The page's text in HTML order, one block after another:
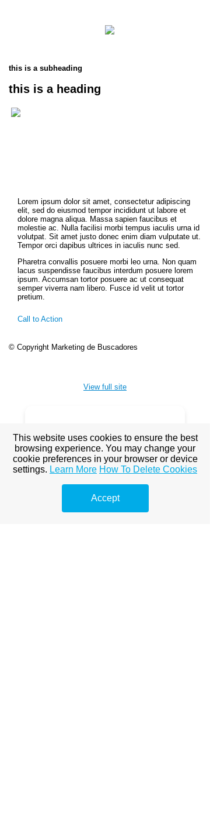
this is a subheading
this is a heading
Lorem ipsum dolor sit amet, consectetur adipiscing
elit, sed do eiusmod tempor incididunt ut labore et
dolore magna aliqua. Massa sapien faucibus et
molestie ac. Nulla facilisi morbi tempus iaculis urna id
volutpat. Sit amet justo donec enim diam vulputate ut.
Tempor orci dapibus ultrices in iaculis nunc sed.
Pharetra convallis posuere morbi leo urna. Non quam
lacus suspendisse faucibus interdum posuere lorem
ipsum. Accumsan tortor posuere ac ut consequat
semper viverra nam libero. Fusce id velit ut tortor
pretium.
Call to Action
© Copyright Marketing de Buscadores
View full site
Premium Link-
Building
Services
Explore premium link-building
options to boost your online
This website uses cookies to ensure the best
browsing experience. You may change your
cookie preferences in your browser or device
settings. Learn More How To Delete Cookies
Accept